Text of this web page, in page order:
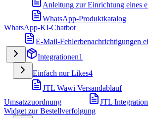
Anleitung zur Einrichtung eines
WhatsApp-Produktkatalog
WhatsApp-KI-Chatbot
E-Mail-Fehlerbenachrichtigungen
Integrationen1
Einfach nur Likes4
JTL Wawi Versandablauf
Umsatzzuordnung
JTL Integration
Widget zur Bestellverfolgung